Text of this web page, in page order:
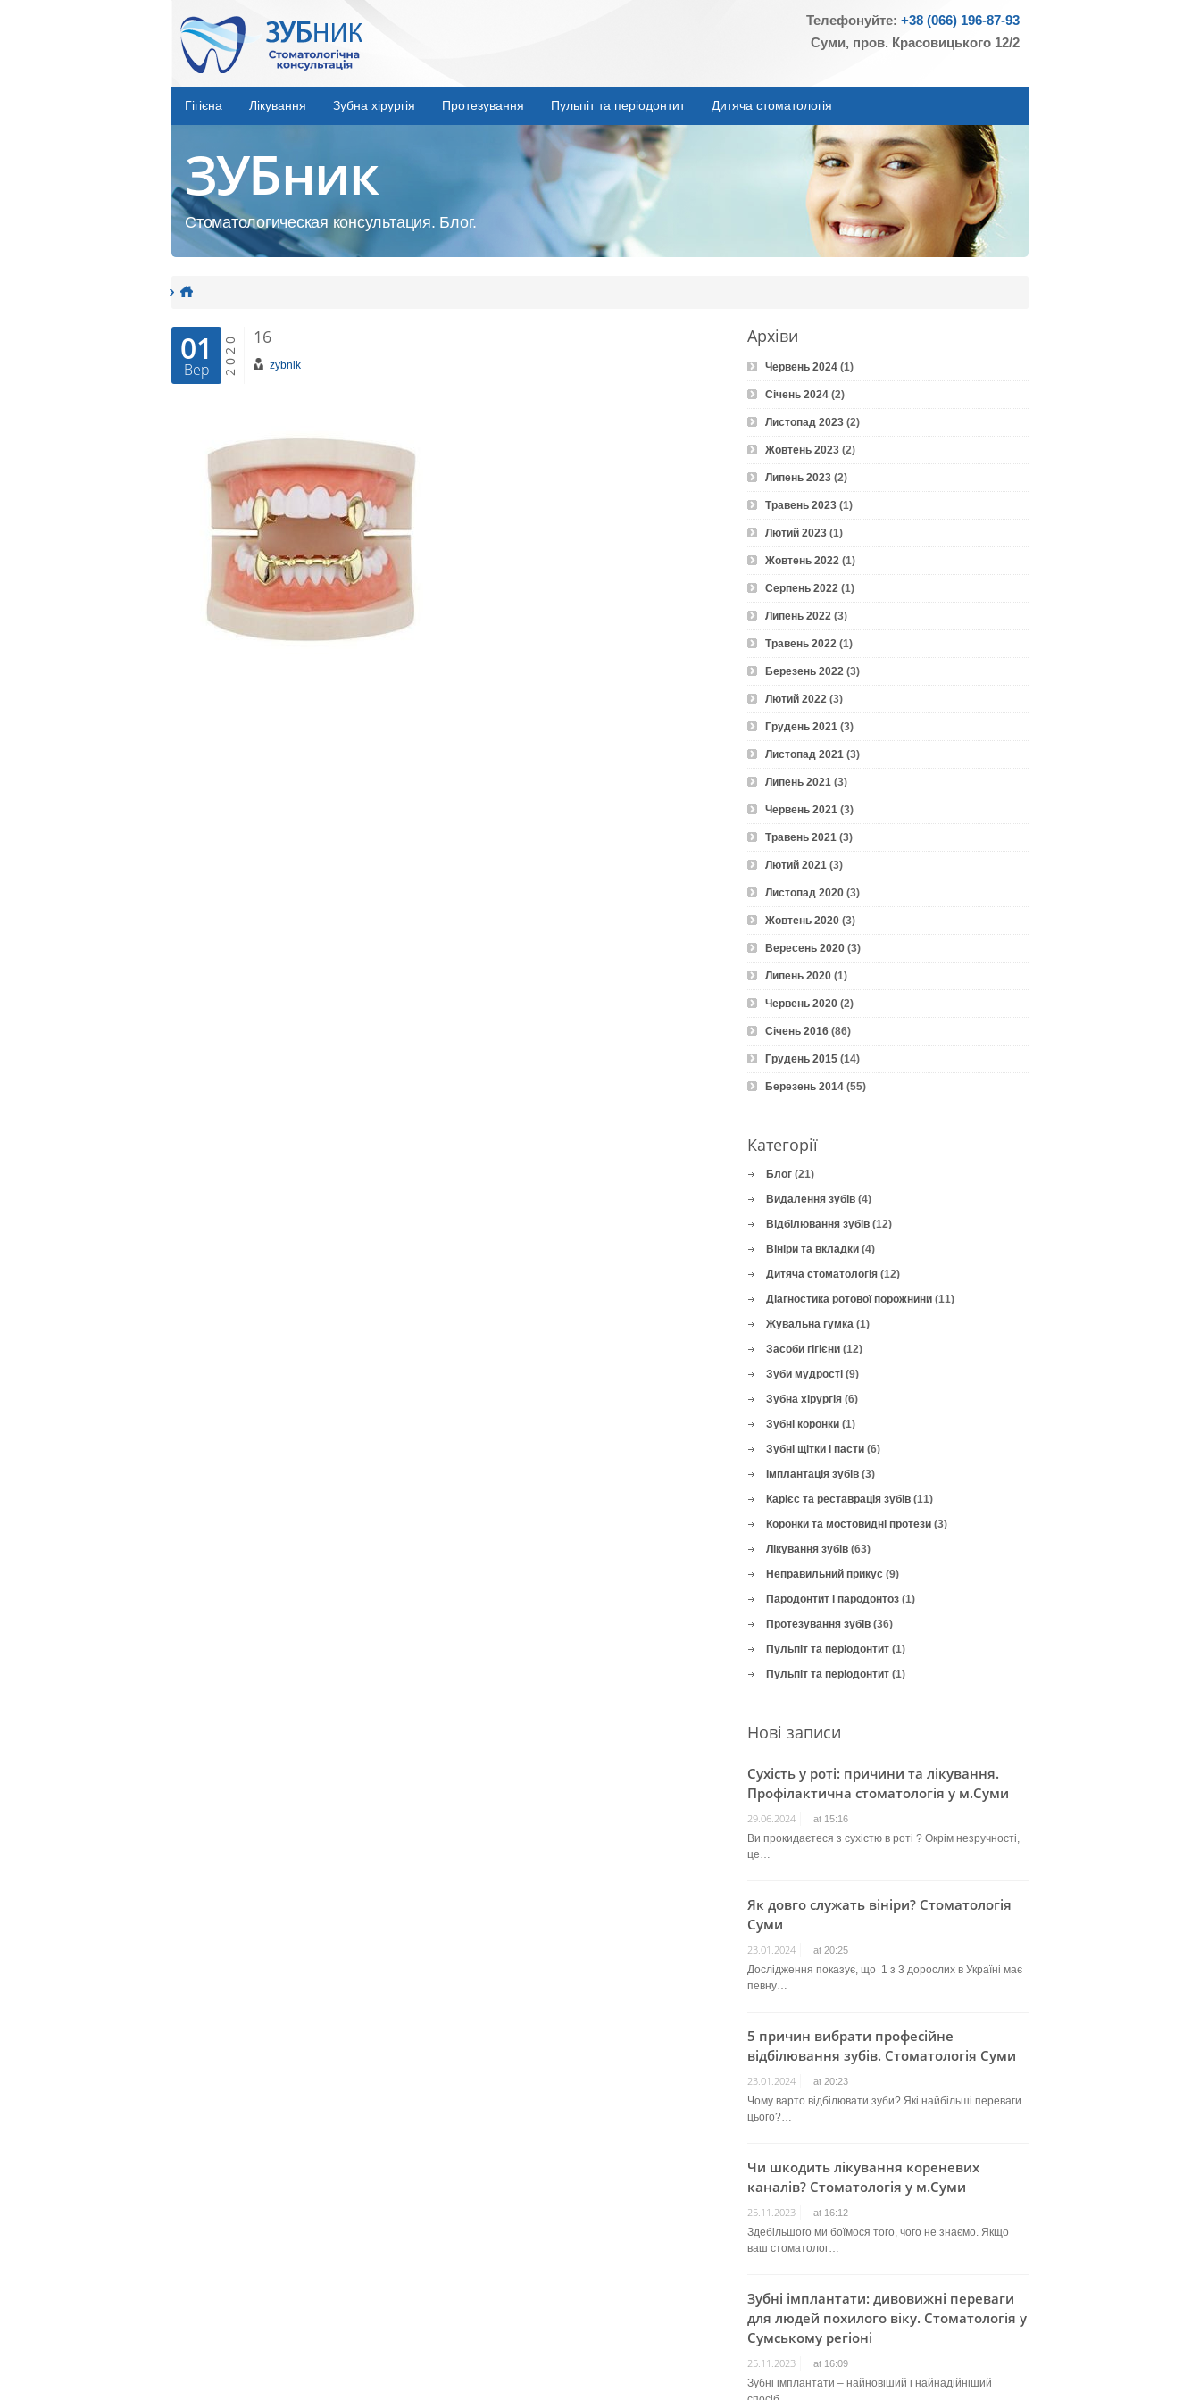
Телефонуйте: +38 (066) 196-87-93
Суми, пров. Красовицького 12/2
Гігієна Лікування Зубна хірургія Протезування Пульпіт та періодонтит Дитяча стоматологія
ЗУБник
Стоматологическая консультация. Блог.
01
Вер 2020 16
zybnik
Архіви
Червень 2024 (1)
Січень 2024 (2)
Листопад 2023 (2)
Жовтень 2023 (2)
Липень 2023 (2)
Травень 2023 (1)
Лютий 2023 (1)
Жовтень 2022 (1)
Серпень 2022 (1)
Липень 2022 (3)
Травень 2022 (1)
Березень 2022 (3)
Лютий 2022 (3)
Грудень 2021 (3)
Листопад 2021 (3)
Липень 2021 (3)
Червень 2021 (3)
Травень 2021 (3)
Лютий 2021 (3)
Листопад 2020 (3)
Жовтень 2020 (3)
Вересень 2020 (3)
Липень 2020 (1)
Червень 2020 (2)
Січень 2016 (86)
Грудень 2015 (14)
Березень 2014 (55)
Категорії
Блог (21)
Видалення зубів (4)
Відбілювання зубів (12)
Вініри та вкладки (4)
Дитяча стоматологія (12)
Діагностика ротової порожнини (11)
Жувальна гумка (1)
Засоби гігієни (12)
Зуби мудрості (9)
Зубна хірургія (6)
Зубні коронки (1)
Зубні щітки і пасти (6)
Імплантація зубів (3)
Карієс та реставрація зубів (11)
Коронки та мостовидні протези (3)
Лікування зубів (63)
Неправильний прикус (9)
Пародонтит і пародонтоз (1)
Протезування зубів (36)
Пульпіт та періодонтит (1)
Пульпіт та періодонтит (1)
Нові записи
Сухість у роті: причини та лікування.
Профілактична стоматологія у м.Суми
29.06.2024 at 15:16
Ви прокидаєтеся з сухістю в роті ? Окрім незручності,
це…
Як довго служать вініри? Стоматологія
Суми
23.01.2024 at 20:25
Дослідження показує, що 1 з 3 дорослих в Україні має
певну…
5 причин вибрати професійне
відбілювання зубів. Стоматологія Суми
23.01.2024 at 20:23
Чому варто відбілювати зуби? Які найбільші переваги
цього?…
Чи шкодить лікування кореневих
каналів? Стоматологія у м.Суми
25.11.2023 at 16:12
Здебільшого ми боїмося того, чого не знаємо. Якщо
ваш стоматолог…
Зубні імплантати: дивовижні переваги
для людей похилого віку. Стоматологія у
Сумському регіоні
25.11.2023 at 16:09
Зубні імплантати – найновіший і найнадійніший